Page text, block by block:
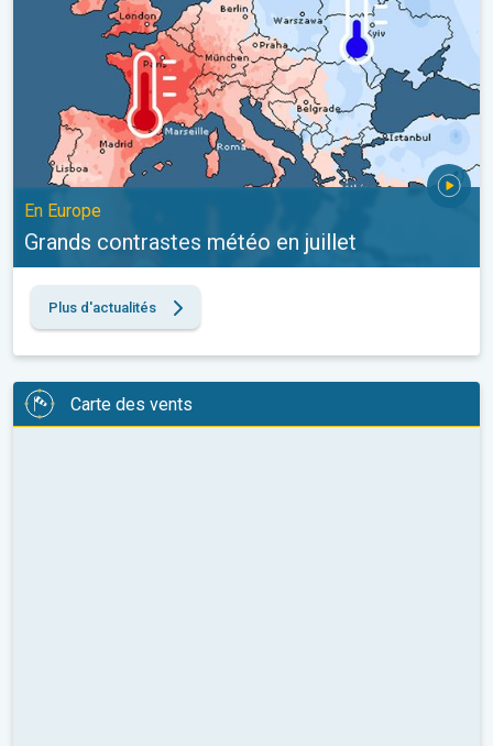
En Europe
Grands contrastes météo en juillet
Plus d'actualités
Carte des vents